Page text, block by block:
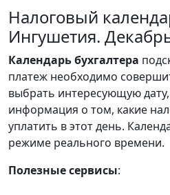
Налоговый
Ингушетия.
Календарьбухгалтера
платеж необходимо
выбрать интересующую
информация о том, какие
уплатить в этот день.
режиме реального времени.
Полезные сервисы: